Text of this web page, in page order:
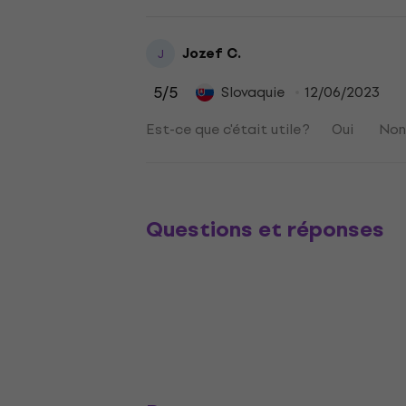
J Jozef C.
5/5 Slovaquie
12/06/2023
Est-ce que c'était utile ?
Oui Non
Questions et réponses